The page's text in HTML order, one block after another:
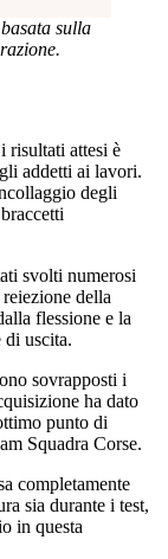
sulla
risultati attesi è
addetti ai lavori.
degli
svolti numerosi
della
flessione e la
di uscita.
sovrapposti i
ha dato
punto di
Squadra Corse.
completamente
sia durante i test,
in questa